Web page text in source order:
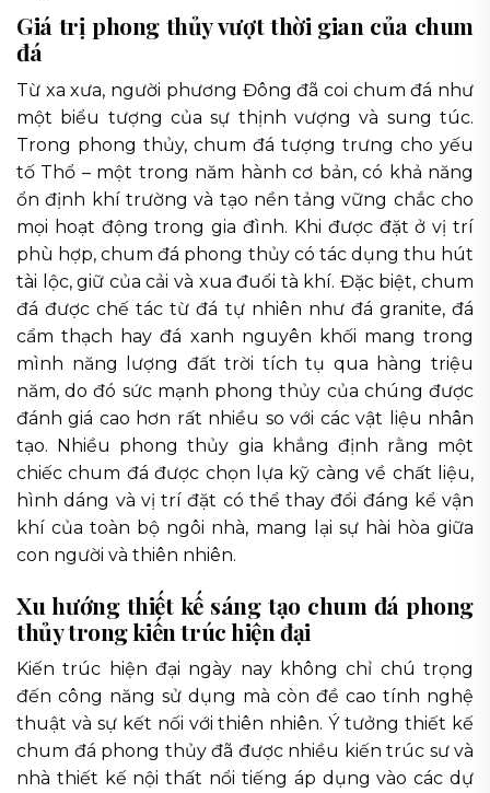
Giá trị phong thủy vượt thời gian của chum
đá
Từ xa xưa, người phương Đông đã coi chum đá như
một biểu tượng của sự thịnh vượng và sung túc.
Trong phong thủy, chum đá tượng trưng cho yếu
tố Thổ – một trong năm hành cơ bản, có khả năng
ổn định khí trường và tạo nền tảng vững chắc cho
mọi hoạt động trong gia đình. Khi được đặt ở vị trí
phù hợp, chum đá phong thủy có tác dụng thu hút
tài lộc, giữ của cải và xua đuổi tà khí. Đặc biệt, chum
đá được chế tác từ đá tự nhiên như đá granite, đá
cẩm thạch hay đá xanh nguyên khối mang trong
mình năng lượng đất trời tích tụ qua hàng triệu
năm, do đó sức mạnh phong thủy của chúng được
đánh giá cao hơn rất nhiều so với các vật liệu nhân
tạo. Nhiều phong thủy gia khẳng định rằng một
chiếc chum đá được chọn lựa kỹ càng về chất liệu,
hình dáng và vị trí đặt có thể thay đổi đáng kể vận
khí của toàn bộ ngôi nhà, mang lại sự hài hòa giữa
con người và thiên nhiên.
Xu hướng thiết kế sáng tạo chum đá phong
thủy trong kiến trúc hiện đại
Kiến trúc hiện đại ngày nay không chỉ chú trọng
đến công năng sử dụng mà còn đề cao tính nghệ
thuật và sự kết nối với thiên nhiên. Ý tưởng thiết kế
chum đá phong thủy đã được nhiều kiến trúc sư và
nhà thiết kế nội thất nổi tiếng áp dụng vào các dự